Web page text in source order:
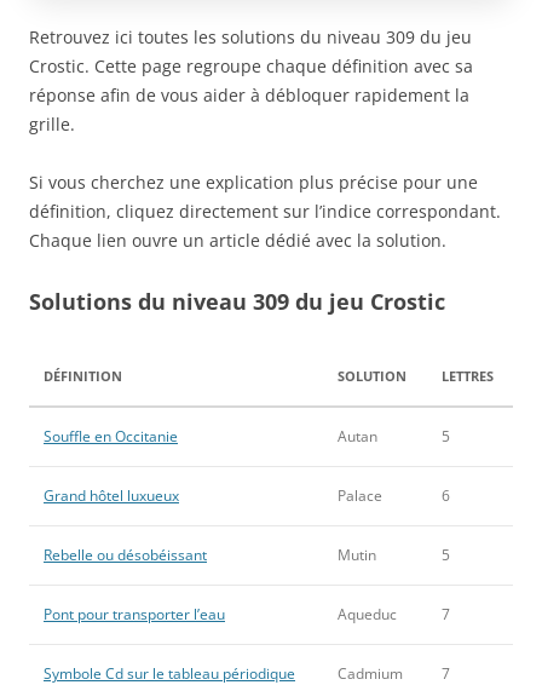
Retrouvez ici toutes les solutions du niveau 309 du jeu
Crostic. Cette page regroupe chaque définition avec sa
réponse afin de vous aider à débloquer rapidement la
grille.
Si vous cherchez une explication plus précise pour une
définition, cliquez directement sur l’indice correspondant.
Chaque lien ouvre un article dédié avec la solution.
Solutions du niveau 309 du jeu Crostic
DÉFINITION SOLUTION LETTRES
Souffle en Occitanie Autan 5
Grand hôtel luxueux Palace 6
Rebelle ou désobéissant Mutin 5
Pont pour transporter l’eau Aqueduc 7
Symbole Cd sur le tableau périodique Cadmium 7